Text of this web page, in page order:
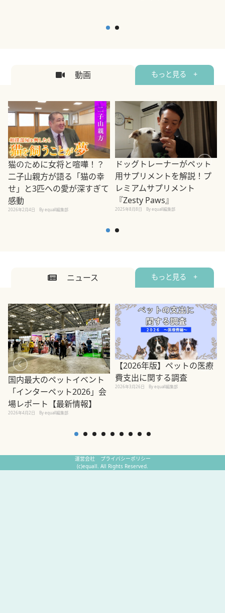
動画 もっと見る +
猫のために女将と喧嘩！？
二子山親方が語る「猫の幸
せ」と3匹への愛が深すぎて
感動
2026年2月4日 By equall編集部
ドッグトレーナーがペット
用サプリメントを解説！プ
レミアムサプリメント
『Zesty Paws』
2025年8月8日 By equall編集部
ニュース もっと見る +
国内最大のペットイベント
「インターペット2026」会
場レポート【最新情報】
2026年4月2日 By equall編集部
【2026年版】ペットの医療
費支出に関する調査
2026年3月26日 By equall編集部
運営会社
プライバシーポリシー
(c)equall. All Rights Reserved.